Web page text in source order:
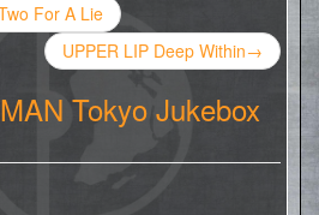
For A Lie
UPPER LIP Deep Within→
Tokyo Jukebox